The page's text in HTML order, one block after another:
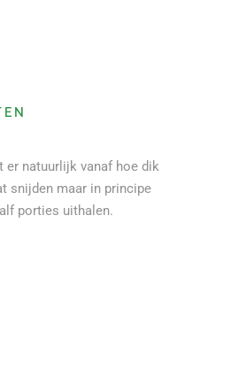
er natuurlijk vanaf hoe dik
snijden maar in principe
porties uithalen.